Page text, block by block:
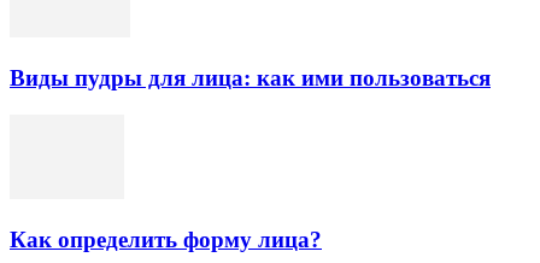
Виды пудры для лица: как ими пользоваться
Как определить форму лица?